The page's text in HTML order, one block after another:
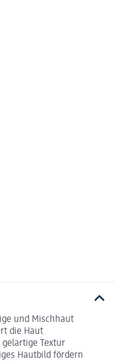
und Mischhaut
die Haut
Textur
Hautbild fördern